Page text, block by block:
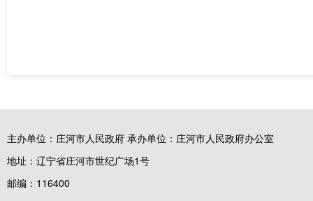
主办单位：庄河市人民政府 承办单位：庄河市人民政府办公室
地址：辽宁省庄河市世纪广场1号
邮编：116400